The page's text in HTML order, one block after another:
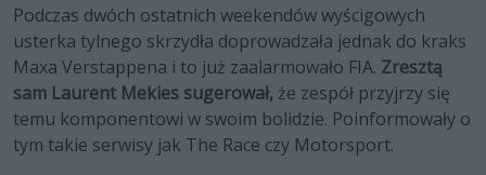
Podczas dwóch ostatnich weekendów wyścigowych
usterka tylnego skrzydła doprowadzała jednak do kraks
Maxa Verstappena i to już zaalarmowało FIA. Zresztą
sam Laurent Mekies sugerował, że zespół przyjrzy się
temu komponentowi w swoim bolidzie. Poinformowały o
tym takie serwisy jak The Race czy Motorsport.